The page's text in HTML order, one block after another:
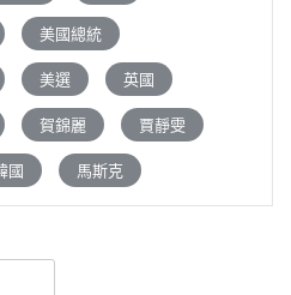
美國總統
美選 英國
賀錦麗 賈靜雯
國 馬斯克